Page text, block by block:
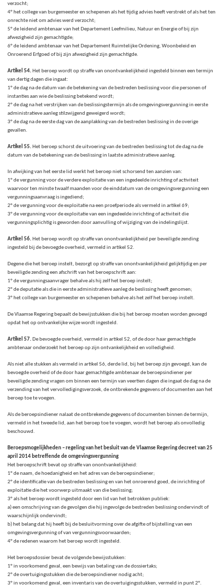
verzocht;
4° het college van burgemeester en schepenen als het tijdig advies heeft verstrekt of als het ten
onrechte niet om advies werd verzocht;
5° de leidend ambtenaar van het Departement Leefmilieu, Natuur en Energie of bij zijn
afwezigheid zijn gemachtigde;
6° de leidend ambtenaar van het Departement Ruimtelijke Ordening, Woonbeleid en
Onroerend Erfgoed of bij zijn afwezigheid zijn gemachtigde.
Artikel 54. Het beroep wordt op straffe van onontvankelijkheid ingesteld binnen een termijn
van dertig dagen die ingaat:
1° de dag na de datum van de betekening van de bestreden beslissing voor die personen of
instanties aan wie de beslissing betekend wordt;
2° de dag na het verstrijken van de beslissingstermijn als de omgevingsvergunning in eerste
administratieve aanleg stilzwijgend geweigerd wordt;
3° de dag na de eerste dag van de aanplakking van de bestreden beslissing in de overige
gevallen.
Artikel 55. Het beroep schorst de uitvoering van de bestreden beslissing tot de dag na de
datum van de betekening van de beslissing in laatste administratieve aanleg.
In afwijking van het eerste lid werkt het beroep niet schorsend ten aanzien van:
1° de vergunning voor de verdere exploitatie van een ingedeelde inrichting of activiteit
waarvoor ten minste twaalf maanden voor de einddatum van de omgevingsvergunning een
vergunningsaanvraag is ingediend;
2° de vergunning voor de exploitatie na een proefperiode als vermeld in artikel 69;
3° de vergunning voor de exploitatie van een ingedeelde inrichting of activiteit die
vergunningsplichtig is geworden door aanvulling of wijziging van de indelingslijst.
Artikel 56. Het beroep wordt op straffe van onontvankelijkheid per beveiligde zending
ingesteld bij de bevoegde overheid, vermeld in artikel 52.
Degene die het beroep instelt, bezorgt op straffe van onontvankelijkheid gelijktijdig en per
beveiligde zending een afschrift van het beroepschrift aan:
1° de vergunningsaanvrager behalve als hij zelf het beroep instelt;
2° de deputatie als die in eerste administratieve aanleg de beslissing heeft genomen;
3° het college van burgemeester en schepenen behalve als het zelf het beroep instelt.
De Vlaamse Regering bepaalt de bewijsstukken die bij het beroep moeten worden gevoegd
opdat het op ontvankelijke wijze wordt ingesteld.
Artikel 57. De bevoegde overheid, vermeld in artikel 52, of de door haar gemachtigde
ambtenaar onderzoekt het beroep op zijn ontvankelijkheid en volledigheid.
Als niet alle stukken als vermeld in artikel 56, derde lid, bij het beroep zijn gevoegd, kan de
bevoegde overheid of de door haar gemachtigde ambtenaar de beroepsindiener per
beveiligde zending vragen om binnen een termijn van veertien dagen die ingaat de dag na de
verzending van het vervolledigingsverzoek, de ontbrekende gegevens of documenten aan het
beroep toe te voegen.
Als de beroepsindiener nalaat de ontbrekende gegevens of documenten binnen de termijn,
vermeld in het tweede lid, aan het beroep toe te voegen, wordt het beroep als onvolledig
beschouwd.
Beroepsmogelijkheden – regeling van het besluit van de Vlaamse Regering decreet van 25
april 2014 betreffende de omgevingsvergunning
Het beroepschrift bevat op straffe van onontvankelijkheid:
1° de naam, de hoedanigheid en het adres van de beroepsindiener;
2° de identificatie van de bestreden beslissing en van het onroerend goed, de inrichting of
exploitatie die het voorwerp uitmaakt van die beslissing;
3° als het beroep wordt ingesteld door een lid van het betrokken publiek:
a) een omschrijving van de gevolgen die hij ingevolge de bestreden beslissing ondervindt of
waarschijnlijk ondervindt;
b) het belang dat hij heeft bij de besluitvorming over de afgifte of bijstelling van een
omgevingsvergunning of van vergunningsvoorwaarden;
4° de redenen waarom het beroep wordt ingesteld.
Het beroepsdossier bevat de volgende bewijsstukken:
1° in voorkomend geval, een bewijs van betaling van de dossiertaks;
2° de overtuigingsstukken die de beroepsindiener nodig acht;
3° in voorkomend geval, een inventaris van de overtuigingsstukken, vermeld in punt 2°.